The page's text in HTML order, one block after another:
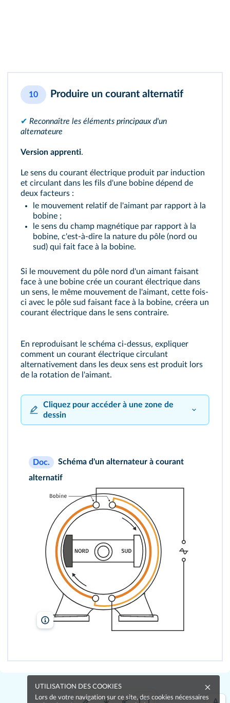
10 Produire un courant alternatif
✔ Reconnaître les éléments principaux d'un
alternateure
Version apprenti.
Le sens du courant électrique produit par induction
et circulant dans les fils d'une bobine dépend de
deux facteurs :
le mouvement relatif de l'aimant par rapport à la
bobine ;
le sens du champ magnétique par rapport à la
bobine, c'est-à-dire la nature du pôle (nord ou
sud) qui fait face à la bobine.
Si le mouvement du pôle nord d'un aimant faisant
face à une bobine crée un courant électrique dans
un sens, le même mouvement de l'aimant, cette fois-
ci avec le pôle sud faisant face à la bobine, créera un
courant électrique dans le sens contraire.
En reproduisant le schéma ci-dessus, expliquer
comment un courant électrique circulant
alternativement dans les deux sens est produit lors
de la rotation de l'aimant.
Cliquez pour accéder à une zone de
dessin
100%
Doc.
Schéma d'un alternateur à courant
alternatif
lelivrescolaire.fr
UTILISATION DES COOKIES
Lors de votre navigation sur ce site, des cookies nécessaires